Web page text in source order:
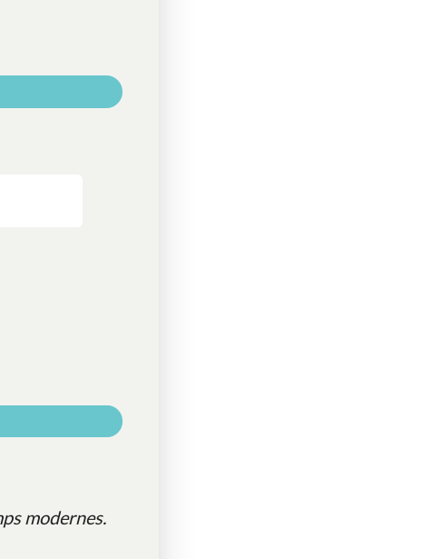
modernes.